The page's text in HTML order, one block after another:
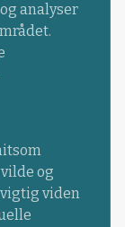
analyser
og
viden